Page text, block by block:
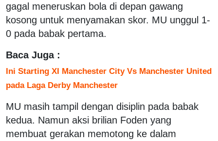
gagal meneruskan bola di depan gawang
kosong untuk menyamakan skor. MU unggul 1-
0 pada babak pertama.
Baca Juga :
Ini Starting XI Manchester City Vs Manchester United
pada Laga Derby Manchester
MU masih tampil dengan disiplin pada babak
kedua. Namun aksi brilian Foden yang
membuat gerakan memotong ke dalam